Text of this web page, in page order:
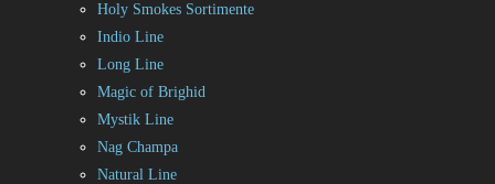
Holy Smokes Sortimente
Indio Line
Long Line
Magic of Brighid
Mystik Line
Nag Champa
Natural Line